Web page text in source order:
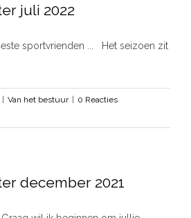
juli 2022
sportvrienden ... Het seizoen zit
| Van het bestuur | 0 Reacties
december 2021